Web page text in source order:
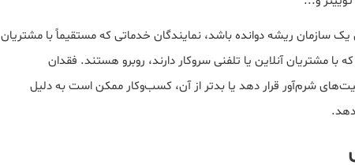
یک سازمان ریشه دوانده باشد، نمایندگان خدماتی که مستقیماً با مشتریان
مشتریان آنلاین یا تلفنی سروکار دارند، روبرو هستند. فقدان
شرم‌آور قرار دهد یا بدتر از آن، کسب‌وکار ممکن است به دلیل